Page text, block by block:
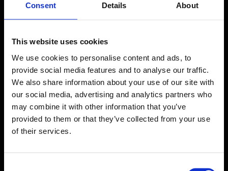
Consent Details About
This website uses cookies
We use cookies to personalise content and ads, to
provide social media features and to analyse our traffic.
We also share information about your use of our site with
our social media, advertising and analytics partners who
may combine it with other information that you’ve
provided to them or that they’ve collected from your use
of their services.
ON-DEMAND WEBINAR
Cash management Treasury management
Risk management Bank management
Liquidity & forecasting
Von Prozesslast zu Performance